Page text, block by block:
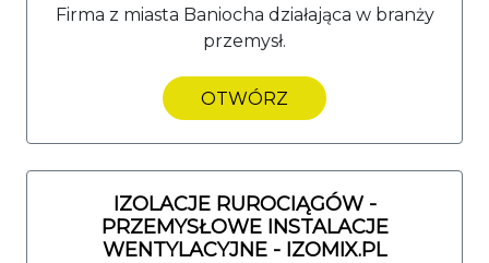
Firma z miasta Baniocha działająca w branży
przemysł.
OTWÓRZ
IZOLACJE RUROCIĄGÓW -
PRZEMYSŁOWE INSTALACJE
WENTYLACYJNE - IZOMIX.PL